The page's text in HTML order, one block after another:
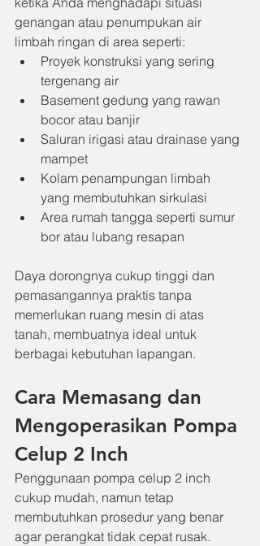
genangan atau penumpukan air
limbah ringan di area seperti:
Proyek konstruksi yang sering
tergenang air
Basement gedung yang rawan
bocor atau banjir
Saluran irigasi atau drainase yang
mampet
Kolam penampungan limbah
yang membutuhkan sirkulasi
Area rumah tangga seperti sumur
bor atau lubang resapan
Daya dorongnya cukup tinggi dan
pemasangannya praktis tanpa
memerlukan ruang mesin di atas
tanah, membuatnya ideal untuk
berbagai kebutuhan lapangan.
Cara Memasang dan
Mengoperasikan Pompa
Celup 2 Inch
Penggunaan pompa celup 2 inch
cukup mudah, namun tetap
membutuhkan prosedur yang benar
agar perangkat tidak cepat rusak.